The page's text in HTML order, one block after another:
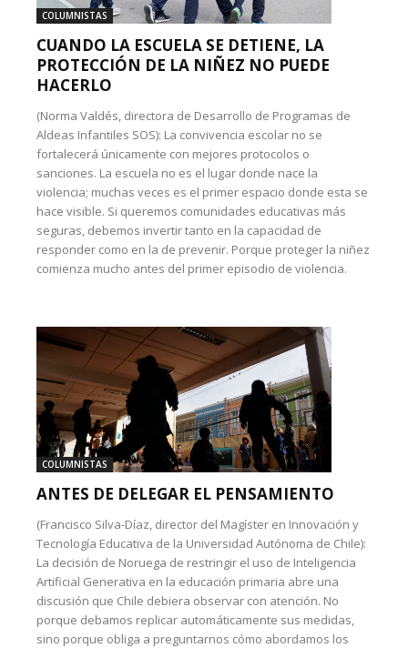
COLUMNISTAS
CUANDO LA ESCUELA SE DETIENE, LA
PROTECCIÓN DE LA NIÑEZ NO PUEDE
HACERLO
(Norma Valdés, directora de Desarrollo de Programas de
Aldeas Infantiles SOS): La convivencia escolar no se
fortalecerá únicamente con mejores protocolos o
sanciones. La escuela no es el lugar donde nace la
violencia; muchas veces es el primer espacio donde esta se
hace visible. Si queremos comunidades educativas más
seguras, debemos invertir tanto en la capacidad de
responder como en la de prevenir. Porque proteger la niñez
comienza mucho antes del primer episodio de violencia.
COLUMNISTAS
ANTES DE DELEGAR EL PENSAMIENTO
(Francisco Silva-Díaz, director del Magíster en Innovación y
Tecnología Educativa de la Universidad Autónoma de Chile):
La decisión de Noruega de restringir el uso de Inteligencia
Artificial Generativa en la educación primaria abre una
discusión que Chile debiera observar con atención. No
porque debamos replicar automáticamente sus medidas,
sino porque obliga a preguntarnos cómo abordamos los